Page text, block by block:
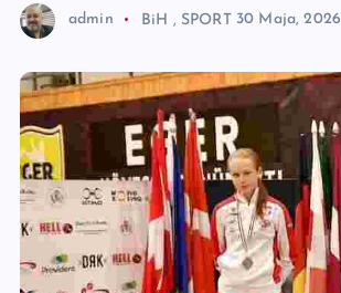
admin BiH , SPORT 30 Maja, 2026